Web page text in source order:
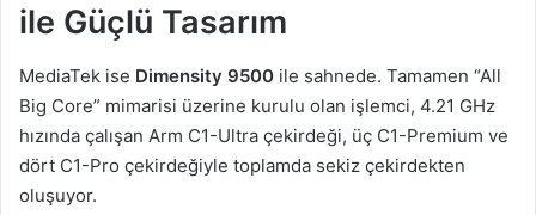
ile Güçlü Tasarım
MediaTek ise Dimensity 9500 ile sahnede. Tamamen “All
Big Core” mimarisi üzerine kurulu olan işlemci, 4.21 GHz
hızında çalışan Arm C1-Ultra çekirdeği, üç C1-Premium ve
dört C1-Pro çekirdeğiyle toplamda sekiz çekirdekten
oluşuyor.